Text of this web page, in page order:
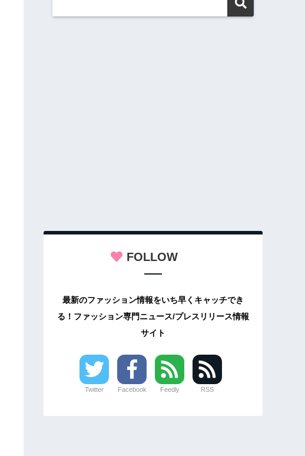
FOLLOW
最新のファッション情報をいち早くキャッチでき
る！ファッション専門ニュース/プレスリリース情報
サイト
Twitter Facebook Feedly RSS